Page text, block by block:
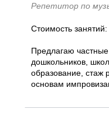
Репетитор по
Стоимость занятий:
Предлагаю
дошкольников,
образование, стаж
основам